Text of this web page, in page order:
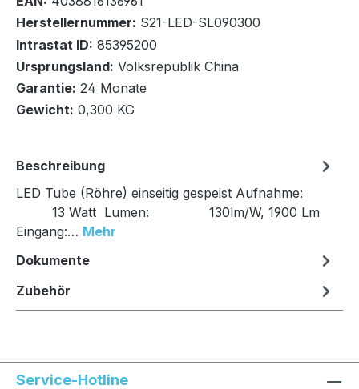
In den Warenkorb
Herstellernummer: S21-LED-SL090300
Intrastat ID: 85395200
Ursprungsland: Volksrepublik China
Garantie: 24 Monate
Gewicht: 0,300 KG
Beschreibung
LED Tube (Röhre) einseitig gespeist Aufnahme:
13 Watt Lumen: 130lm/W, 1900 Lm
Eingang:… Mehr
Dokumente
Zubehör
Service-Hotline